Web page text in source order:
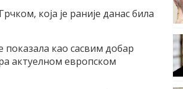
коjа jе раниjе данас била
показала као сасвим добар
актуелном европском